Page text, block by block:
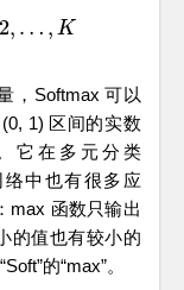
2, … , K
,… , K
Softmax 可以
1) 区间的实数
它在多元分类
络中也有很多应
max 函数只输出
的值也有较小的
的“max”。